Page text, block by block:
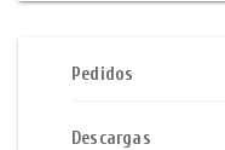
Pedidos
Descargas